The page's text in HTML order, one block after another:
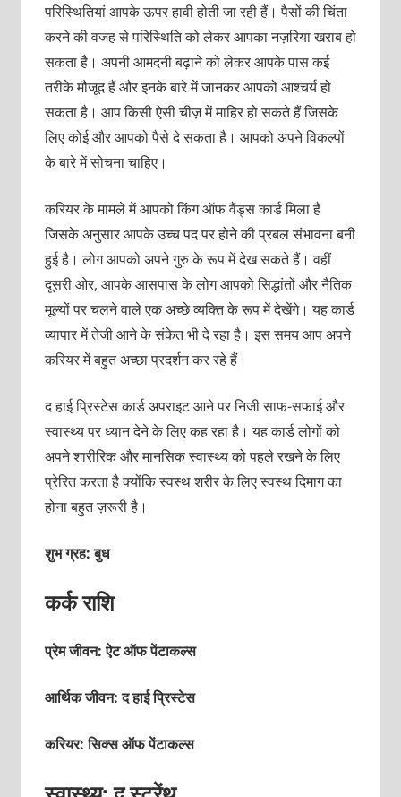
परिस्थितियां आपके ऊपर हावी होती जा रही हैं। पैसों की चिंता
करने की वजह से परिस्थिति को लेकर आपका नज़रिया खराब हो
सकता है। अपनी आमदनी बढ़ाने को लेकर आपके पास कई
तरीके मौजूद हैं और इनके बारे में जानकर आपको आश्‍चर्य हो
सकता है। आप किसी ऐसी चीज़ में माहिर हो सकते हैं जिसके
लिए कोई और आपको पैसे दे सकता है। आपको अपने विकल्‍पों
के बारे में सोचना चाहिए।
करियर के मामले में आपको किंग ऑफ वैंड्स कार्ड मिला है
जिसके अनुसार आपके उच्‍च पद पर होने की प्रबल संभावना बनी
हुई है। लोग आपको अपने गुरु के रूप में देख सकते हैं। वहीं
दूसरी ओर, आपके आसपास के लोग आपको सिद्धांतों और नैतिक
मूल्‍यों पर चलने वाले एक अच्‍छे व्‍यक्‍ति के रूप में देखेंगे। यह कार्ड
व्‍यापार में तेजी आने के संकेत भी दे रहा है। इस समय आप अपने
करियर में बहुत अच्‍छा प्रदर्शन कर रहे हैं।
द हाई प्रिस्‍टेस कार्ड अपराइट आने पर निजी साफ-सफाई और
स्‍वास्‍थ्‍य पर ध्‍यान देने के लिए कह रहा है। यह कार्ड लोगों को
अपने शारीरिक और मानसिक स्‍वास्‍थ्‍य को पहले रखने के लिए
प्रेरित करता है क्‍योंकि स्‍वस्‍थ शरीर के लिए स्‍वस्‍थ दिमाग का
होना बहुत ज़रूरी है।
शुभ ग्रह: बुध
कर्क राशि
प्रेम जीवन: ऐट ऑफ पेंटाकल्‍स
आर्थिक जीवन: द हाई प्रिस्‍टेस
करियर: सिक्‍स ऑफ पेंटाकल्‍स